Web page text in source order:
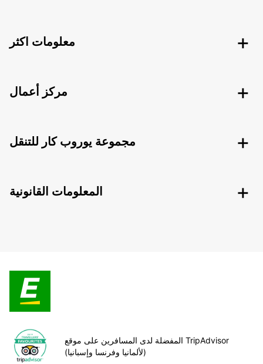
معلومات اكثر
مركز أعمال
مجموعة يوروب كار للتنقل
المعلومات القانونية
المفضلة لدى المسافرين على موقع TripAdvisor
(لألمانيا وفرنسا وإسبانيا)